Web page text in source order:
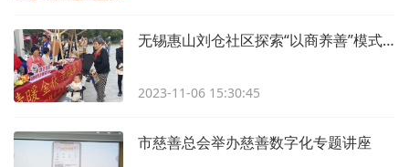
无锡惠山刘仓社区探索“以商养善”模式 公益集市助力社区基金发展
2023-11-06 15:30:45
市慈善总会举办慈善数字化专题讲座